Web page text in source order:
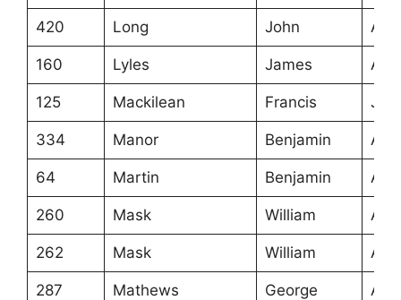
420 Long John
160 Lyles James
125 Mackilean Francis
334 Manor Benjamin
64 Martin Benjamin
260 Mask William
262 Mask William
287 Mathews George